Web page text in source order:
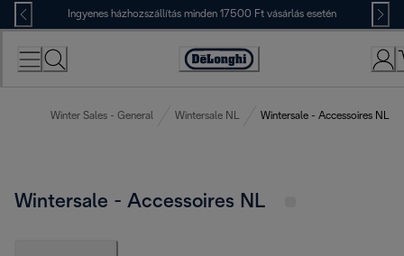
Skip
to
Content
Ingyenes házhozszállítás minden 17500 Ft vásárlás esetén
Accessibility
Winter Sales - General Wintersale NL Wintersale - Accessoires NL
Wintersale - Accessoires NL